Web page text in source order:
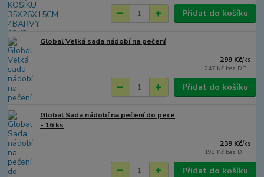
Přidat do košíku
Global Velká sada nádobí na pečení
299 Kč/ks
247 Kč bez DPH
Přidat do košíku
Global Sada nádobí na pečení do pece
- 16 ks
239 Kč/ks
198 Kč bez DPH
Přidat do košíku